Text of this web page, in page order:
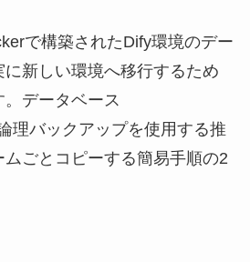
で構築されたDify環境のデー
新しい環境へ移行するため
データベース
理バックアップを使用する推
ごとコピーする簡易手順の2